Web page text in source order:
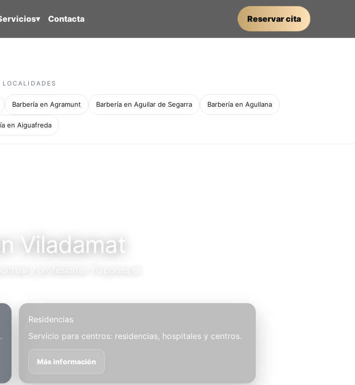
▾ Contacta Reservar cita
LOCALIDADES
Barbería en Agramunt Barbería en Aguilar de Segarra Barbería en Agullana
en Aiguafreda
Viladamat
y profesional. Tú pones el
Residencias
Servicio para centros: residencias, hospitales y centros.
Más información